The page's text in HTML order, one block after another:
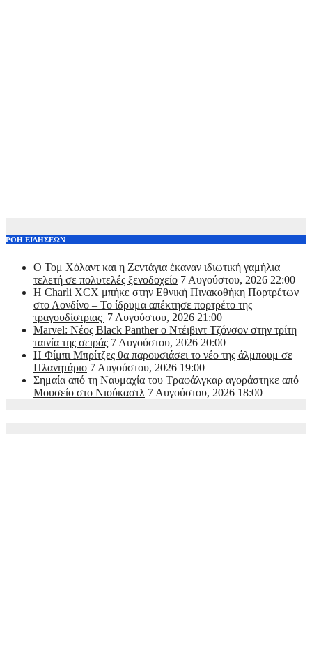
ΡΟΗ ΕΙΔΗΣΕΩΝ
O Τομ Χόλαντ και η Ζεντάγια έκαναν ιδιωτική γαμήλια
τελετή σε πολυτελές ξενοδοχείο 7 Αυγούστου, 2026 22:00
Η Charli XCX μπήκε στην Εθνική Πινακοθήκη Πορτρέτων
στο Λονδίνο – Το ίδρυμα απέκτησε πορτρέτο της
τραγουδίστριας 7 Αυγούστου, 2026 21:00
Marvel: Νέος Black Panther ο Ντέιβιντ Τζόνσον στην τρίτη
ταινία της σειράς 7 Αυγούστου, 2026 20:00
Η Φίμπι Μπρίτζες θα παρουσιάσει το νέο της άλμπουμ σε
Πλανητάριο 7 Αυγούστου, 2026 19:00
Σημαία από τη Ναυμαχία του Τραφάλγκαρ αγοράστηκε από
Μουσείο στο Νιούκαστλ 7 Αυγούστου, 2026 18:00